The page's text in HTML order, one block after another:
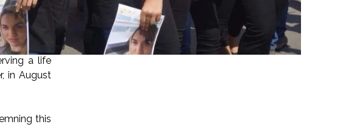
a life
in August
this